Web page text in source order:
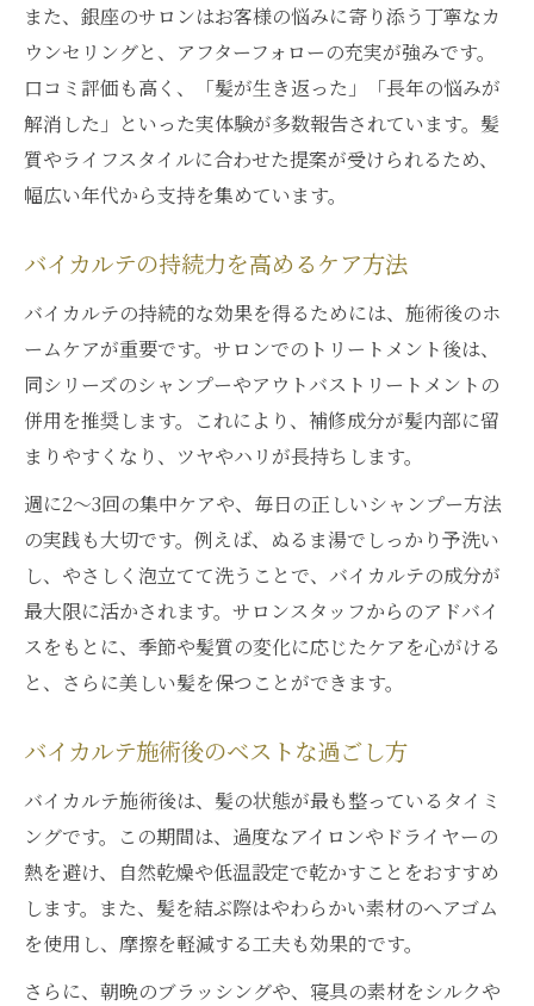
また、銀座のサロンはお客様の悩みに寄り添う丁寧なカ
ウンセリングと、アフターフォローの充実が強みです。
口コミ評価も高く、「髪が生き返った」「長年の悩みが
解消した」といった実体験が多数報告されています。髪
質やライフスタイルに合わせた提案が受けられるため、
幅広い年代から支持を集めています。
バイカルテの持続力を高めるケア方法
バイカルテの持続的な効果を得るためには、施術後のホ
ームケアが重要です。サロンでのトリートメント後は、
同シリーズのシャンプーやアウトバストリートメントの
併用を推奨します。これにより、補修成分が髪内部に留
まりやすくなり、ツヤやハリが長持ちします。
週に2～3回の集中ケアや、毎日の正しいシャンプー方法
の実践も大切です。例えば、ぬるま湯でしっかり予洗い
し、やさしく泡立てて洗うことで、バイカルテの成分が
最大限に活かされます。サロンスタッフからのアドバイ
スをもとに、季節や髪質の変化に応じたケアを心がける
と、さらに美しい髪を保つことができます。
バイカルテ施術後のベストな過ごし方
バイカルテ施術後は、髪の状態が最も整っているタイミ
ングです。この期間は、過度なアイロンやドライヤーの
熱を避け、自然乾燥や低温設定で乾かすことをおすすめ
します。また、髪を結ぶ際はやわらかい素材のヘアゴム
を使用し、摩擦を軽減する工夫も効果的です。
さらに、朝晩のブラッシングや、寝具の素材をシルクや